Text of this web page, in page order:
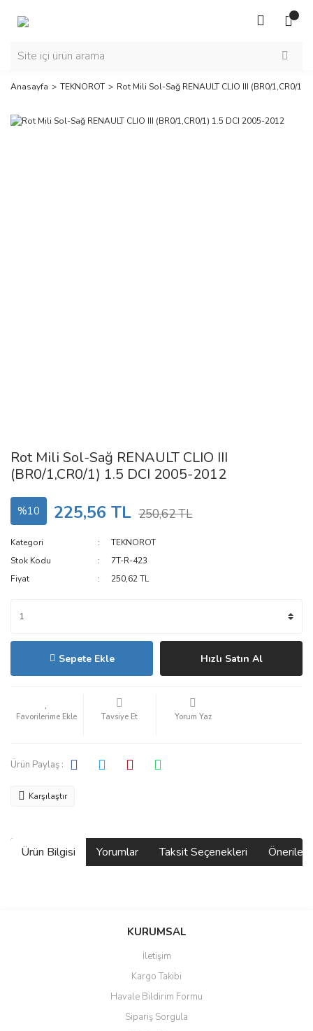
Anasayfa TEKNOROT Rot Mili Sol-Sağ RENAULT CLIO III (BR0/1,CR0/1)
Rot Mili Sol-Sağ RENAULT CLIO III
(BR0/1,CR0/1) 1.5 DCI 2005-2012
%10 225,56 TL 250,62 TL
Kategori
TEKNOROT
Stok Kodu
7T-R-423
Fiyat
250,62 TL
Sepete Ekle Hızlı Satın Al
Tavsiye Et Yorum Yaz
Ürün Paylaş :
Karşılaştır
Ürün Bilgisi Yorumlar Taksit Seçenekleri
Bu ürüne ilk yorumu siz yapın!
Ürün resmi kalitesiz, bozuk veya görüntülenemiyor.
Ürün açıklamasında eksik bilgiler bulunuyor.
Ürün bilgilerinde hatalar bulunuyor.
KURUMSAL
İletişim
Kargo Takibi
Havale Bildirim Formu
Sipariş Sorgula